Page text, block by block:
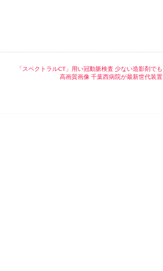
「スペクトラルCT」用い冠動脈検査 少ない造影剤でも
高画質画像 千葉西病院が最新世代装置